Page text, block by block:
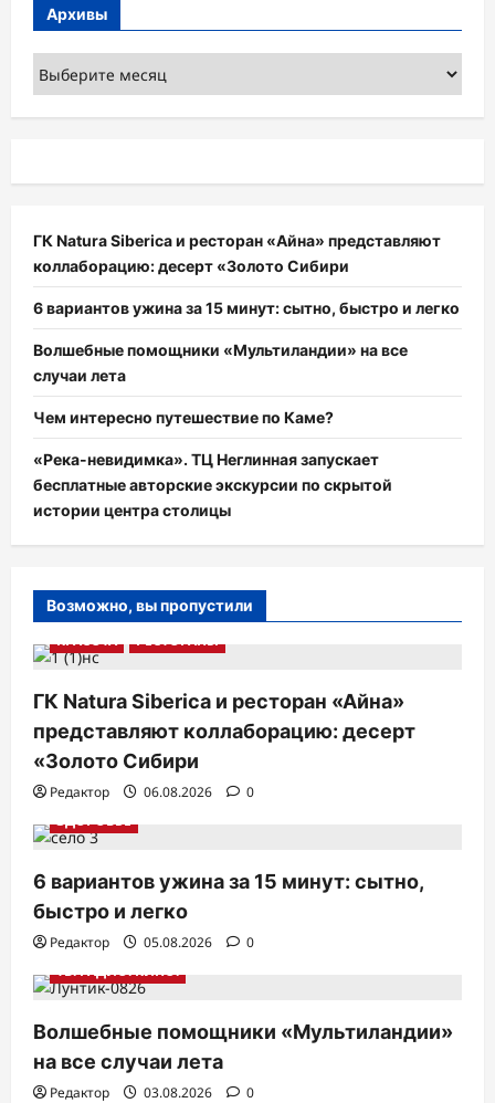
Архивы
Архивы
ГК Natura Siberica и ресторан «Айна» представляют
коллаборацию: десерт «Золото Сибири
6 вариантов ужина за 15 минут: сытно, быстро и легко
Волшебные помощники «Мультиландии» на все
случаи лета
Чем интересно путешествие по Каме?
«Река-невидимка». ТЦ Неглинная запускает
бесплатные авторские экскурсии по скрытой
истории центра столицы
Возможно, вы пропустили
КРАСОТА
РЕСТОРАНЫ
ГК Natura Siberica и ресторан «Айна»
представляют коллаборацию: десерт
«Золото Сибири
Редактор 06.08.2026
0
ЗДОРОВЬЕ
6 вариантов ужина за 15 минут: сытно,
быстро и легко
Редактор 05.08.2026
0
ТВ. РАДИО. КИНО.
Волшебные помощники «Мультиландии»
на все случаи лета
Редактор 03.08.2026
0